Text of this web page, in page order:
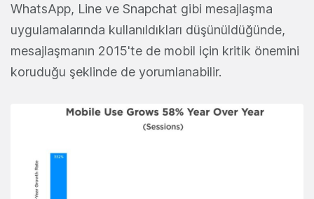
WhatsApp, Line ve Snapchat gibi mesajlaşma
uygulamalarında kullanıldıkları düşünüldüğünde,
mesajlaşmanın 2015'te de mobil için kritik önemini
koruduğu şeklinde de yorumlanabilir.